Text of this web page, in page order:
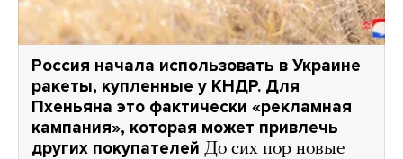
Россия начала использовать в Украине
ракеты, купленные у КНДР. Для
Пхеньяна это фактически «рекламная
кампания», которая может привлечь
других покупателей До сих пор новые